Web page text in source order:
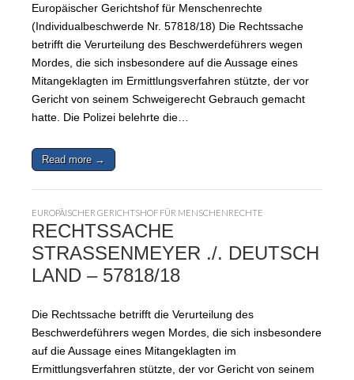
Europäischer Gerichtshof für Menschenrechte
(Individualbeschwerde Nr. 57818/18) Die Rechtssache
betrifft die Verurteilung des Beschwerdeführers wegen
Mordes, die sich insbesondere auf die Aussage eines
Mitangeklagten im Ermittlungsverfahren stützte, der vor
Gericht von seinem Schweigerecht Gebrauch gemacht
hatte. Die Polizei belehrte die…
Read more →
EUROPÄISCHER GERICHTSHOF FÜR MENSCHENRECHTE
RECHTSSACHE
STRASSENMEYER ./. DEUTSCH
LAND – 57818/18
Die Rechtssache betrifft die Verurteilung des
Beschwerdeführers wegen Mordes, die sich insbesondere
auf die Aussage eines Mitangeklagten im
Ermittlungsverfahren stützte, der vor Gericht von seinem